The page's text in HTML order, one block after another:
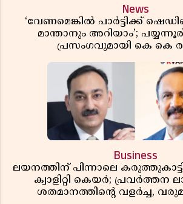
News
‘വേണമെങ്കിൽ പാർട്ടിക്ക്
മാന്താനും അറിയാം’;
പ്രസംഗവുമായി കെ കെ
Business
ലയനത്തിന് പിന്നാലെ
ക്വാളിറ്റി കെയർ; പ്രവർത്തന
ശതമാനത്തിൻ്റെ വളർച്ച,